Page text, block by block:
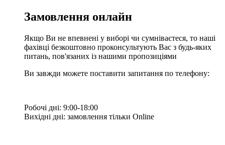
Замовлення онлайн
Якщо Ви не впевнені у виборі чи сумніваєтеся, то наші
фахівці безкоштовно проконсультують Вас з будь-яких
питань, пов'язаних із нашими пропозиціями
Ви завжди можете поставити запитання по телефону:
Робочі дні: 9:00-18:00
Вихідні дні: замовлення тільки Online